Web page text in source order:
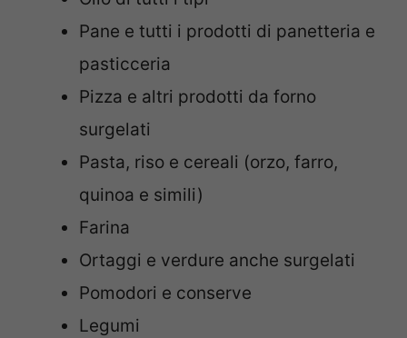
Pane e tutti i prodotti di panetteria e
pasticceria
Pizza e altri prodotti da forno
surgelati
Pasta, riso e cereali (orzo, farro,
quinoa e simili)
Farina
Ortaggi e verdure anche surgelati
Pomodori e conserve
Legumi